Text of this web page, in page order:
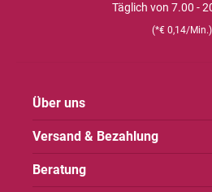
Täglich von 7.00 -
(*€ 0,14/Min.)
Über uns
Versand & Bezahlung
Beratung